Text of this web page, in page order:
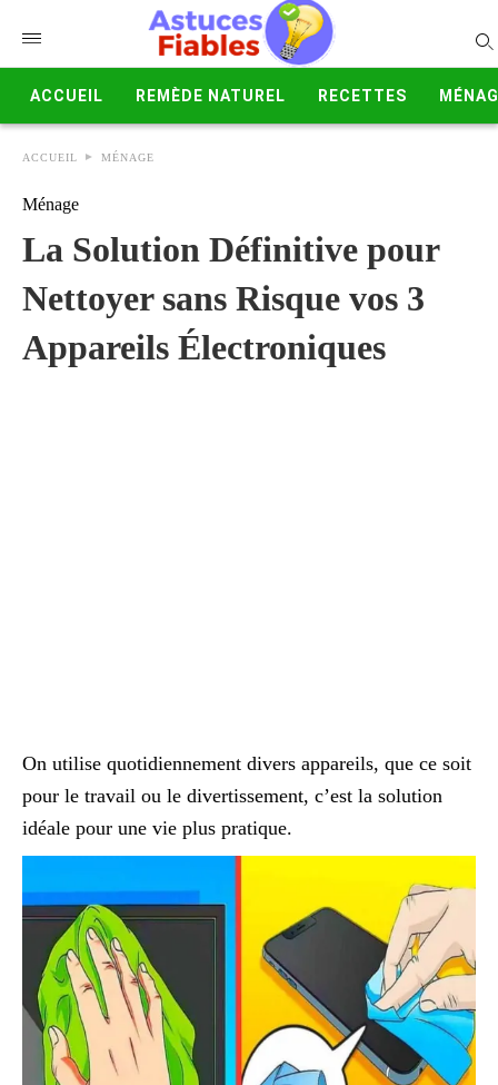
ACCUEIL REMÈDE NATUREL RECETTES
ACCUEIL MÉNAGE
Ménage
La Solution Définitive pour
Nettoyer sans Risque vos 3
Appareils Électroniques
On utilise quotidiennement divers appareils, que ce soit
pour le travail ou le divertissement, c’est la solution
idéale pour une vie plus pratique.